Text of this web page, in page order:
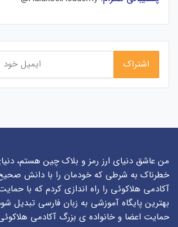
من عاشق دنیای ارز رمز و بلاک چین هستم،
خطرناک به شرطی که خودمان را با دانش صحیح
آکادمی هلاکوئی را راه اندازی کردم که با
بهترین پایگاه آموزشی به زبان فارسی تبدیل
حمایت اعضا و خانواده ی بزرگ آکادمی